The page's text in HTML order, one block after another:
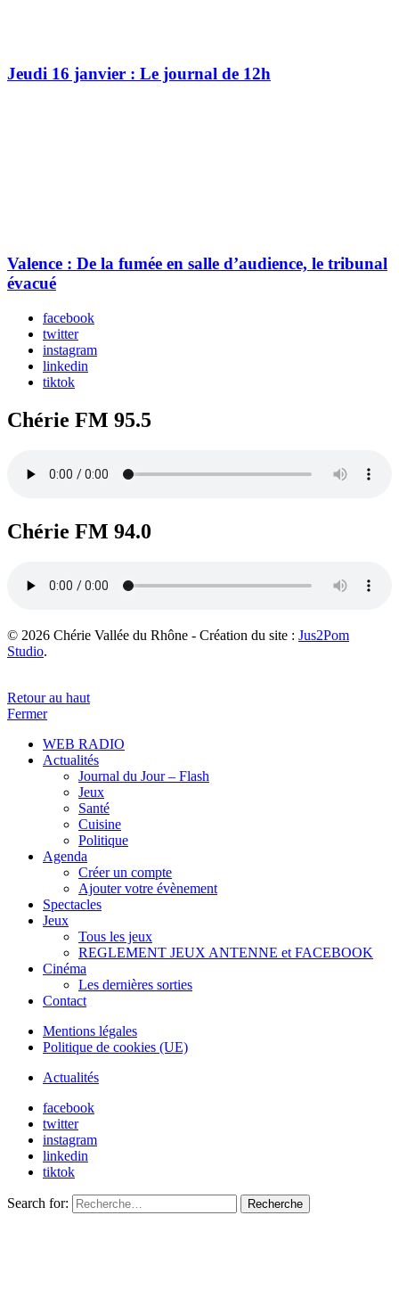
Jeudi 16 janvier : Le journal de 12h
Valence : De la fumée en salle d’audience, le tribunal
évacué
facebook
twitter
instagram
linkedin
tiktok
Chérie FM 95.5
Chérie FM 94.0
© 2026 Chérie Vallée du Rhône - Création du site : Jus2Pom
Studio.
Retour au haut
Fermer
WEB RADIO
Actualités
Journal du Jour – Flash
Jeux
Santé
Cuisine
Politique
Agenda
Créer un compte
Ajouter votre évènement
Spectacles
Jeux
Tous les jeux
REGLEMENT JEUX ANTENNE et FACEBOOK
Cinéma
Les dernières sorties
Contact
Mentions légales
Politique de cookies (UE)
Actualités
facebook
twitter
instagram
linkedin
tiktok
Search for: Recherche